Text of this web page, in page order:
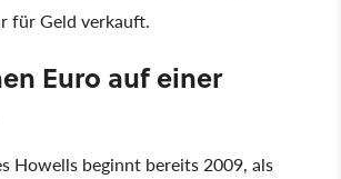
für Geld verkauft.
Euro auf einer
Howells beginnt bereits 2009, als